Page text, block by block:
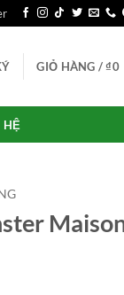
GIỎ HÀNG /₫0
HỆ